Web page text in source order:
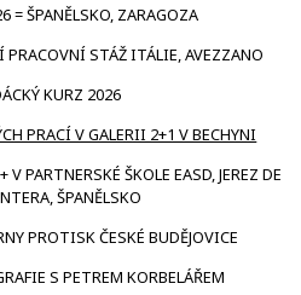
= ŠPANĚLSKO, ZARAGOZA
STÁŽ ITÁLIE, AVEZZANO
KURZ 2026
PRACÍ V GALERII 2+1 V BECHYNI
PARTNERSKÉ ŠKOLE EASD, JEREZ DE
ŠPANĚLSKO
PROTISK ČESKÉ BUDĚJOVICE
S PETREM KORBELÁŘEM